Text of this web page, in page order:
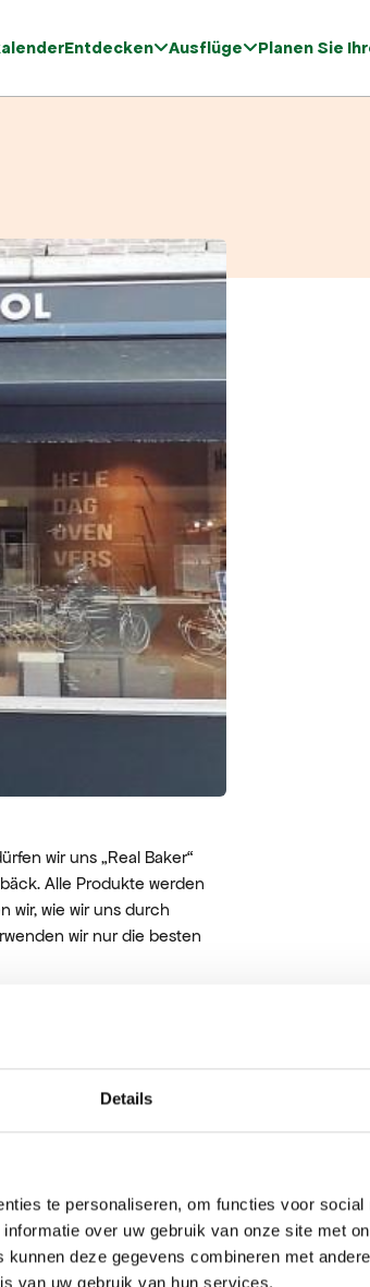
Details
te personaliseren, om functies voor social
over uw gebruik van onze site met
deze gegevens combineren met
van uw gebruik van hun services.
Entdecken Ausflüge Planen Sie
wir uns „Real Baker“
Alle Produkte werden
wir, wie wir uns durch
wir nur die besten